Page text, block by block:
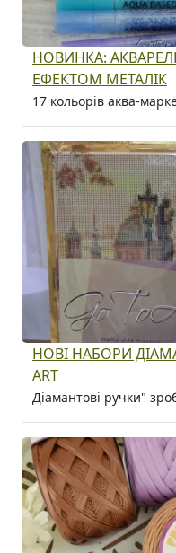
НОВИНКА:
ЕФЕКТОМ МЕТАЛІК
НОВІ НАБОРИ
ART